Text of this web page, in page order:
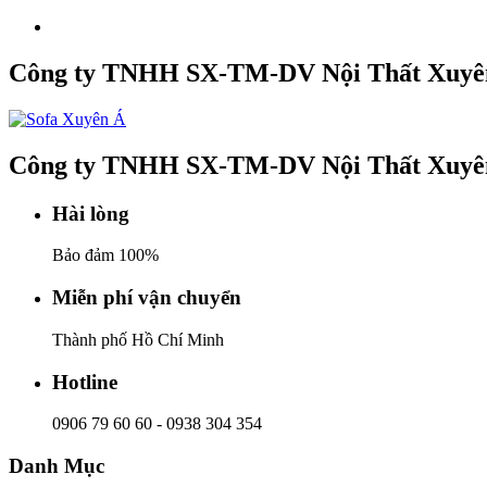
Công ty TNHH SX-TM-DV Nội Thất
Công ty TNHH SX-TM-DV Nội Thất
Hài lòng
Bảo đảm 100%
Miễn phí vận chuyển
Thành phố Hồ Chí Minh
Hotline
0906 79 60 60 - 0938 304 354
Danh Mục